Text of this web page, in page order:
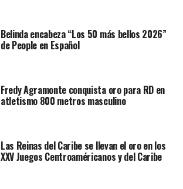
Belinda encabeza “Los 50 más bellos 2026”
de People en Español
Fredy Agramonte conquista oro para RD en
atletismo 800 metros masculino
Las Reinas del Caribe se llevan el oro en los
XXV Juegos Centroaméricanos y del Caribe